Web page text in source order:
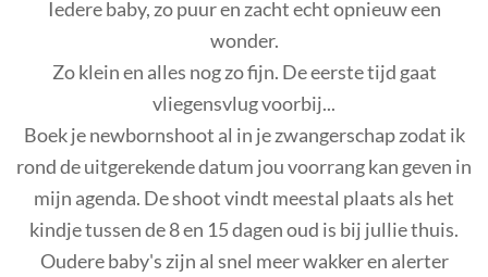
Iedere baby, zo puur en zacht echt opnieuw een
wonder.
Zo klein en alles nog zo fijn. De eerste tijd gaat
vliegensvlug voorbij...
Boek je newbornshoot al in je zwangerschap zodat ik
rond de uitgerekende datum jou voorrang kan geven in
mijn agenda. De shoot vindt meestal plaats als het
kindje tussen de 8 en 15 dagen oud is bij jullie thuis.
Oudere baby's zijn al snel meer wakker en alerter